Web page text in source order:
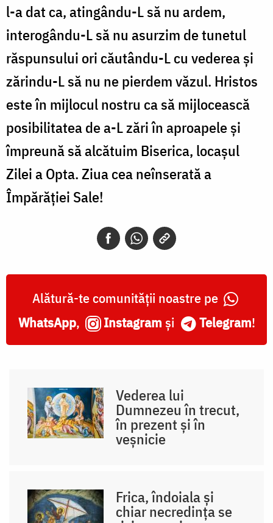
l-a dat ca, atingându-L să nu ardem,
interogându-L să nu asurzim de tunetul
răspunsului ori căutându-L cu vederea și
zărindu-L să nu ne pierdem văzul. Hristos
este în mijlocul nostru ca să mijlocească
posibilitatea de a-L zări în aproapele și
împreună să alcătuim Biserica, locașul
Zilei a Opta. Ziua cea neînserată a
Împărăției Sale!
Alătură-te comunității noastre pe
WhatsApp, Instagram și Telegram!
Vederea lui
Dumnezeu în trecut,
în prezent și în
veșnicie
Frica, îndoiala și
chiar necredința se